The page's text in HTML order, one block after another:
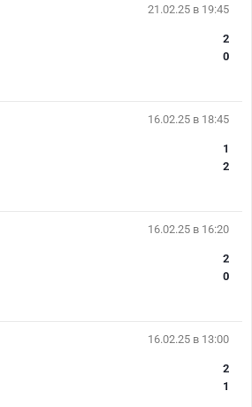
21.02.25 в 19:45
2
0
16.02.25 в 18:45
1
2
16.02.25 в 16:20
2
0
16.02.25 в 13:00
2
1